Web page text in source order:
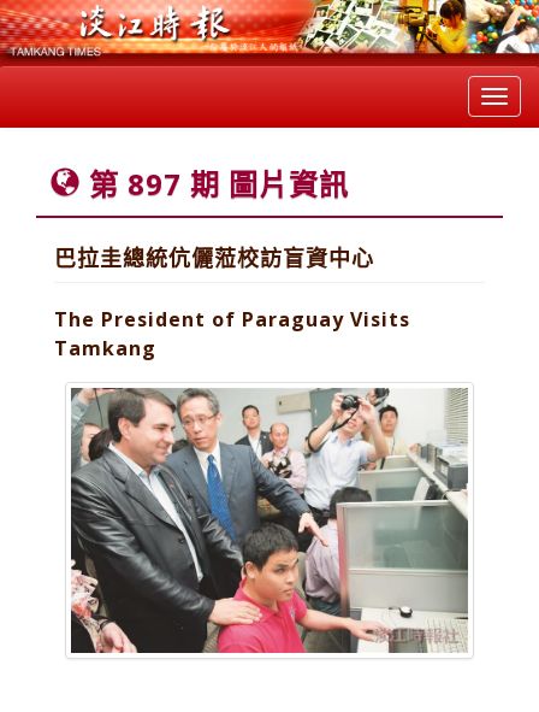
第 897 期 圖片資訊
巴拉圭總統伉儷蒞校訪盲資中心
The President of Paraguay Visits
Tamkang